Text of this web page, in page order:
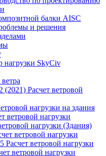
балки AISC
и решения
нагрузки SkyCiv
(2021) Расчет ветровой
нагрузки на здания
ветровой нагрузки
нагрузки (Здания)
ветровой нагрузки
ветровой нагрузки
ветровой нагрузки